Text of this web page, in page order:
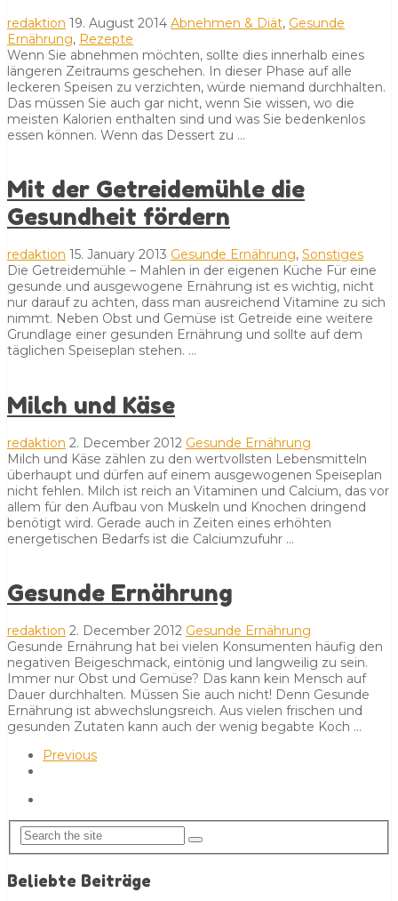
redaktion 19. August 2014 Abnehmen & Diät, Gesunde
Ernährung, Rezepte
Wenn Sie abnehmen möchten, sollte dies innerhalb eines
längeren Zeitraums geschehen. In dieser Phase auf alle
leckeren Speisen zu verzichten, würde niemand durchhalten.
Das müssen Sie auch gar nicht, wenn Sie wissen, wo die
meisten Kalorien enthalten sind und was Sie bedenkenlos
essen können. Wenn das Dessert zu …
Mit der Getreidemühle die
Gesundheit fördern
redaktion 15. January 2013 Gesunde Ernährung, Sonstiges
Die Getreidemühle – Mahlen in der eigenen Küche Für eine
gesunde und ausgewogene Ernährung ist es wichtig, nicht
nur darauf zu achten, dass man ausreichend Vitamine zu sich
nimmt. Neben Obst und Gemüse ist Getreide eine weitere
Grundlage einer gesunden Ernährung und sollte auf dem
täglichen Speiseplan stehen. …
Milch und Käse
redaktion 2. December 2012 Gesunde Ernährung
Milch und Käse zählen zu den wertvollsten Lebensmitteln
überhaupt und dürfen auf einem ausgewogenen Speiseplan
nicht fehlen. Milch ist reich an Vitaminen und Calcium, das vor
allem für den Aufbau von Muskeln und Knochen dringend
benötigt wird. Gerade auch in Zeiten eines erhöhten
energetischen Bedarfs ist die Calciumzufuhr …
Gesunde Ernährung
redaktion 2. December 2012 Gesunde Ernährung
Gesunde Ernährung hat bei vielen Konsumenten häufig den
negativen Beigeschmack, eintönig und langweilig zu sein.
Immer nur Obst und Gemüse? Das kann kein Mensch auf
Dauer durchhalten. Müssen Sie auch nicht! Denn Gesunde
Ernährung ist abwechslungsreich. Aus vielen frischen und
gesunden Zutaten kann auch der wenig begabte Koch …
Previous
Beliebte Beiträge